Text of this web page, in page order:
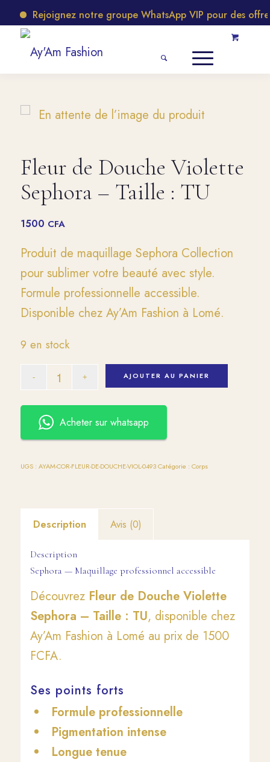
Rejoignez notre groupe WhatsApp VIP pour des offres
Fleur de Douche Violette
Sephora – Taille : TU
1500 CFA
Produit de maquillage Sephora Collection
pour sublimer votre beauté avec style.
Formule professionnelle accessible.
Disponible chez Ay’Am Fashion à Lomé.
9 en stock
AJOUTER AU PANIER
Acheter sur whatsapp
UGS : AYAM-COR-FLEUR-DE-DOUCHE-VIOL-0493 Catégorie : Corps
Description Avis (0)
Description
Sephora — Maquillage professionnel accessible
Découvrez Fleur de Douche Violette
Sephora – Taille : TU, disponible chez
Ay’Am Fashion à Lomé au prix de 1500
FCFA.
Ses points forts
Formule professionnelle
Pigmentation intense
Longue tenue